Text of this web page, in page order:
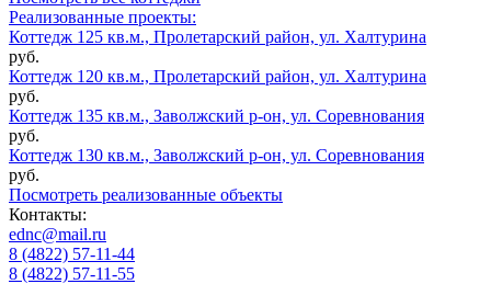
Реализованные проекты:
Коттедж 125 кв.м., Пролетарский район, ул. Халтурина
руб.
Коттедж 120 кв.м., Пролетарский район, ул. Халтурина
руб.
Коттедж 135 кв.м., Заволжский р-он, ул. Соревнования
руб.
Коттедж 130 кв.м., Заволжский р-он, ул. Соревнования
руб.
Посмотреть реализованные объекты
Контакты:
ednc@mail.ru
8 (4822) 57-11-44
8 (4822) 57-11-55